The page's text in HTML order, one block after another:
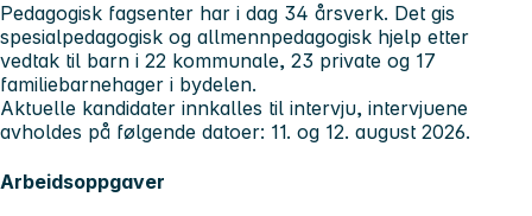
Pedagogisk fagsenter har i dag 34 årsverk. Det gis
spesialpedagogisk og allmennpedagogisk hjelp etter
vedtak til barn i 22 kommunale, 23 private og 17
familiebarnehager i bydelen.
Aktuelle kandidater innkalles til intervju, intervjuene
avholdes på følgende datoer: 11. og 12. august 2026.
Arbeidsoppgaver